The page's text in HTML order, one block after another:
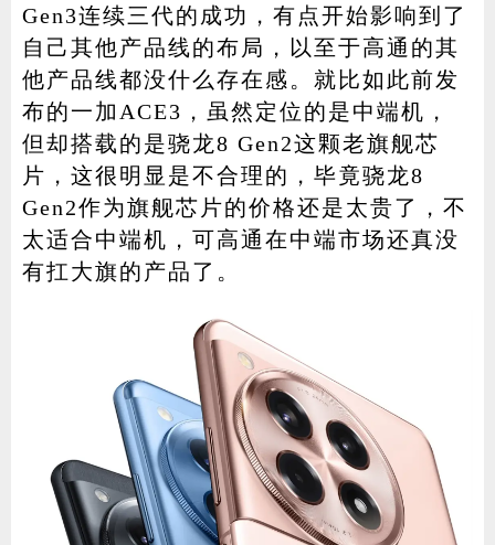
Gen3连续三代的成功，有点开始影响到了
自己其他产品线的布局，以至于高通的其
他产品线都没什么存在感。就比如此前发
布的一加ACE3，虽然定位的是中端机，
但却搭载的是骁龙8 Gen2这颗老旗舰芯
片，这很明显是不合理的，毕竟骁龙8
Gen2作为旗舰芯片的价格还是太贵了，不
太适合中端机，可高通在中端市场还真没
有扛大旗的产品了。